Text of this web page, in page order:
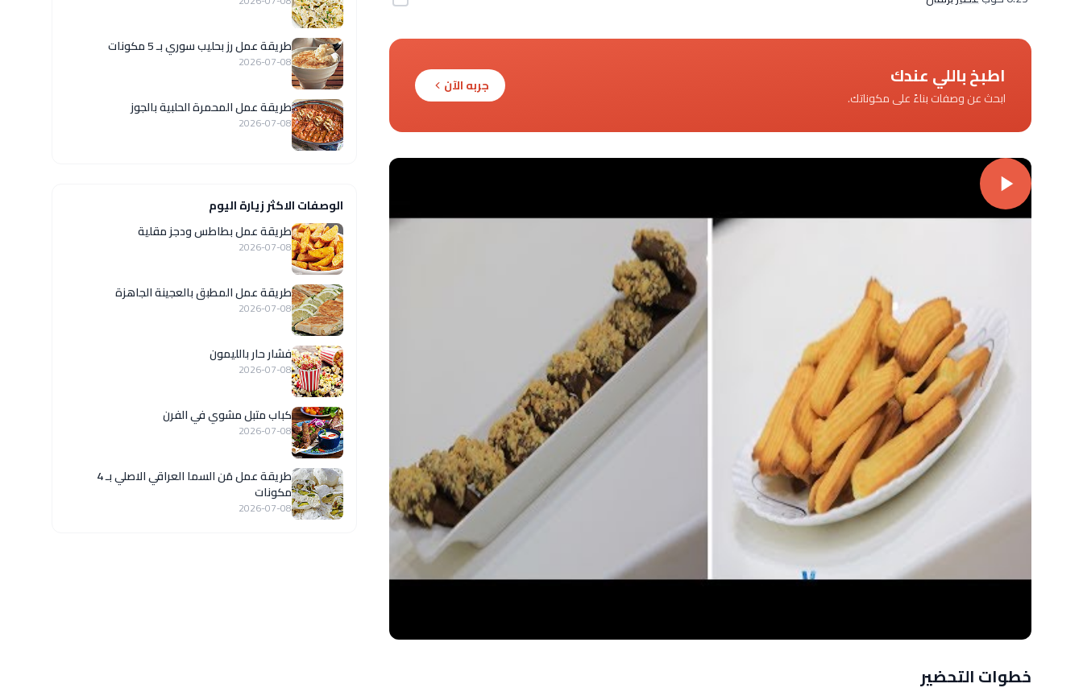
اطبخ باللي عندك
ابحث عن وصفات بناءً على مكوناتك.
جربه الآن
خطوات التحضير
طريقة عمل رز بحليب سوري بـ 5 مكونات
2026-07-08
طريقة عمل المحمرة الحلبية بالجوز
2026-07-08
الوصفات الاكثر زيارة اليوم
طريقة عمل بطاطس ودجز مقلية
2026-07-08
طريقة عمل المطبق بالعجينة الجاهزة
2026-07-08
فشار حار بالليمون
2026-07-08
كباب متبل مشوي في الفرن
2026-07-08
طريقة عمل مَن السما العراقي الاصلي بـ 4
مكونات
2026-07-08